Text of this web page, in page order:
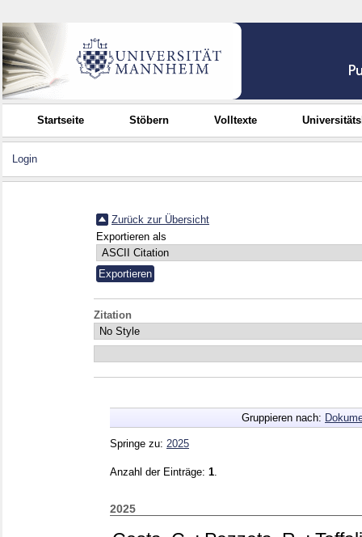
Startseite Stöbern Volltexte
Login
Zurück zur Übersicht
Exportieren als
Zitation
Gruppieren nach:
Springe zu: 2025
Anzahl der Einträge: 1
2025